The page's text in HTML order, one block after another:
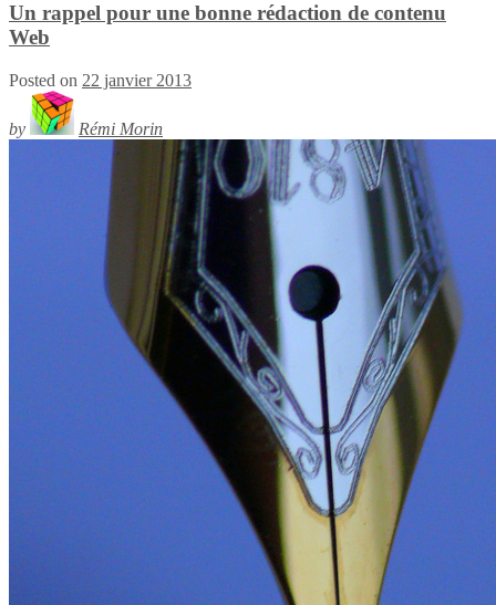
Un rappel pour une bonne rédaction de contenu
Web
Posted on 22 janvier 2013
by Rémi Morin